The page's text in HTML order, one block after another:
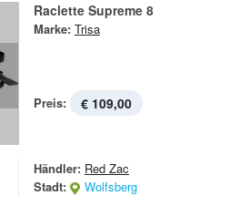
Raclette Supreme 8
Marke: Trisa
Preis: € 109,00
Händler: Red Zac
Stadt:
Wolfsberg